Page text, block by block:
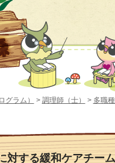
グラム） > 調理師（士） > 多職
対する緩和ケアチー